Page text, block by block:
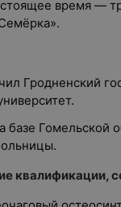
время —
Гродненский
базе Гомельской
квалификации,